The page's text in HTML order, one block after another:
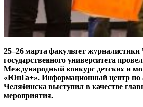
25–26 марта факультет журналистики
государственного университета
Международный конкурс детских и
«ЮнГа+». Информационный центр по
Челябинска выступил в качестве
мероприятия.